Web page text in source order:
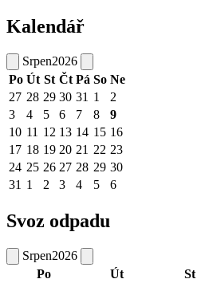
Kalendář
Srpen2026
Po Út St Čt Pá So Ne
27 28 29 30 31 1
2
3
4 5 6 7 8
9
10 11 12 13 14 15 16
17 18 19 20 21 22 23
24 25 26 27 28 29 30
31 1 2 3 4 5 6
Svoz odpadu
Srpen2026
Po
Út St